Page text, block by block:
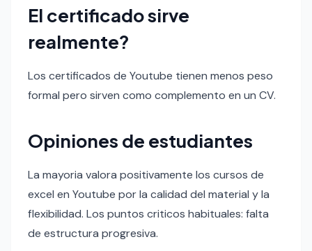
El certificado sirve
realmente?
Los certificados de Youtube tienen menos peso
formal pero sirven como complemento en un CV.
Opiniones de estudiantes
La mayoria valora positivamente los cursos de
excel en Youtube por la calidad del material y la
flexibilidad. Los puntos criticos habituales: falta
de estructura progresiva.